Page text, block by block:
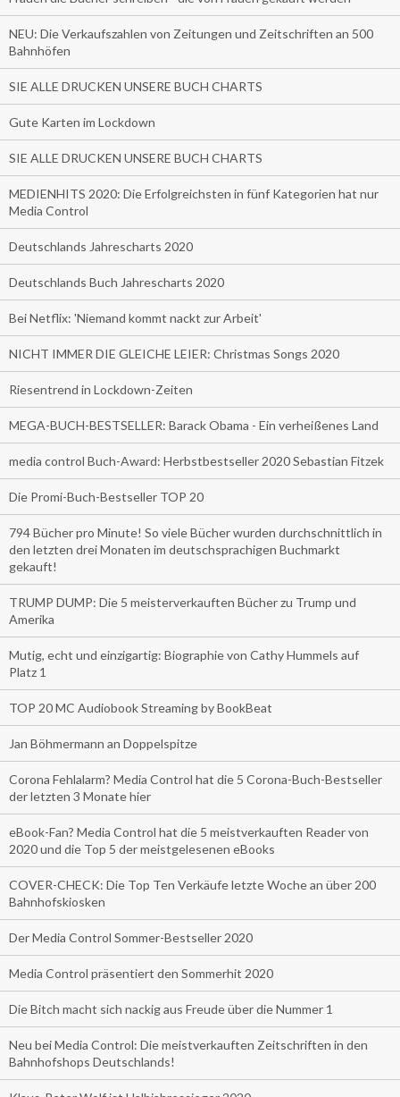
NEU: Die Verkaufszahlen von Zeitungen und Zeitschriften an 500
Bahnhöfen
SIE ALLE DRUCKEN UNSERE BUCH CHARTS
Gute Karten im Lockdown
SIE ALLE DRUCKEN UNSERE BUCH CHARTS
MEDIENHITS 2020: Die Erfolgreichsten in fünf Kategorien hat nur
Media Control
Deutschlands Jahrescharts 2020
Deutschlands Buch Jahrescharts 2020
Bei Netflix: 'Niemand kommt nackt zur Arbeit'
NICHT IMMER DIE GLEICHE LEIER: Christmas Songs 2020
Riesentrend in Lockdown-Zeiten
MEGA-BUCH-BESTSELLER: Barack Obama - Ein verheißenes Land
media control Buch-Award: Herbstbestseller 2020 Sebastian Fitzek
Die Promi-Buch-Bestseller TOP 20
794 Bücher pro Minute! So viele Bücher wurden durchschnittlich in
den letzten drei Monaten im deutschsprachigen Buchmarkt
gekauft!
TRUMP DUMP: Die 5 meisterverkauften Bücher zu Trump und
Amerika
Mutig, echt und einzigartig: Biographie von Cathy Hummels auf
Platz 1
TOP 20 MC Audiobook Streaming by BookBeat
Jan Böhmermann an Doppelspitze
Corona Fehlalarm? Media Control hat die 5 Corona-Buch-Bestseller
der letzten 3 Monate hier
eBook-Fan? Media Control hat die 5 meistverkauften Reader von
2020 und die Top 5 der meistgelesenen eBooks
COVER-CHECK: Die Top Ten Verkäufe letzte Woche an über 200
Bahnhofskiosken
Der Media Control Sommer-Bestseller 2020
Media Control präsentiert den Sommerhit 2020
Die Bitch macht sich nackig aus Freude über die Nummer 1
Neu bei Media Control: Die meistverkauften Zeitschriften in den
Bahnhofshops Deutschlands!